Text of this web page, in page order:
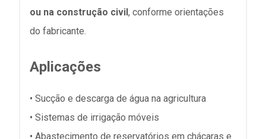
ou na construção civil, conforme orientações
do fabricante.
Aplicações
• Sucção e descarga de água na agricultura
• Sistemas de irrigação móveis
• Abastecimento de reservatórios em chácaras e